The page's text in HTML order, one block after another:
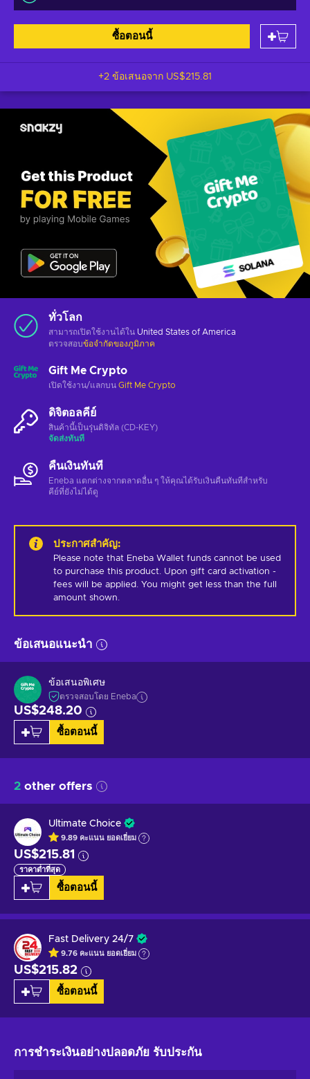
ซื้อตอนนี้
+2 ข้อเสนอจาก US$215.81
ทั่วโลก
สามารถเปิดใช้งานได้ใน United States of America
ตรวจสอบข้อจำกัดของภูมิภาค
Gift Me Crypto
เปิดใช้งาน/แลกบน Gift Me Crypto
ดิจิตอลคีย์
สินค้านี้เป็นรุ่นดิจิทัล (CD-KEY)
จัดส่งทันที
คืนเงินทันที
Eneba แตกต่างจากตลาดอื่น ๆ ให้คุณได้รับเงินคืนทันทีสําหรับ
คีย์ที่ยังไม่ได้ดู
ประกาศสำคัญ:
Please note that Eneba Wallet funds cannot be used
to purchase this product. Upon gift card activation -
fees will be applied. You might get less than the full
amount shown.
ข้อเสนอแนะนำ
ข้อเสนอพิเศษ
ตรวจสอบโดย Eneba
US$248.20
ซื้อตอนนี้
2 other offers
Ultimate Choice
9.89 คะแนน ยอดเยี่ยม
US$215.81
ราคาต่ำที่สุด
ซื้อตอนนี้
Fast Delivery 24/7
9.76 คะแนน ยอดเยี่ยม
US$215.82
ซื้อตอนนี้
การชำระเงินอย่างปลอดภัย รับประกัน